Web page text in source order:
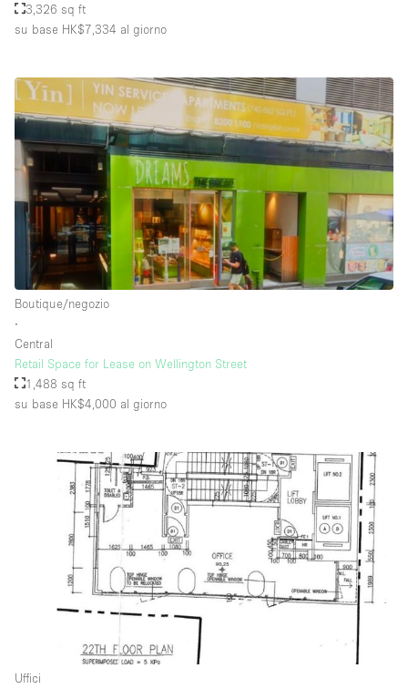
3,326 sq ft
su base HK$7,334 al giorno
Boutique/negozio
∙
Central
Retail Space for Lease on Wellington Street
1,488 sq ft
su base HK$4,000 al giorno
Uffici